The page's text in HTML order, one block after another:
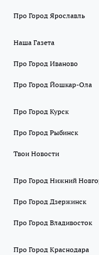
Про Город Ярославль
Наша Газета
Про Город Иваново
Про Город Йошкар-Ола
Про Город Курск
Про Город Рыбинск
Твои Новости
Про Город Нижний
Про Город Дзержинск
Про Город Владивосток
Про Город Краснодара